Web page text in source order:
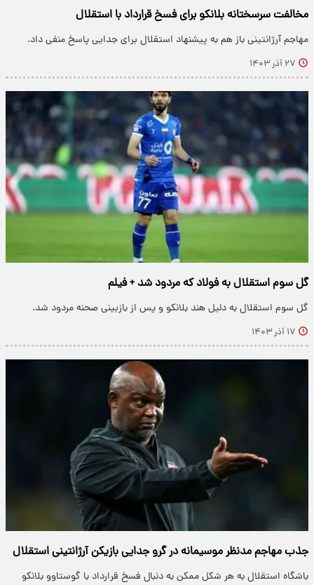
مخالفت سرسختانه بلانکو برای فسخ قرارداد با استقلال
مهاجم آرژانتینی باز هم به پیشنهاد استقلال برای جدایی پاسخ منفی داد.
۲۷ آذر ۱۴۰۳
گل سوم استقلال به فولاد که مردود شد + فیلم
گل سوم استقلال به دلیل هند بلانکو و پس از بازبینی صحنه مردود شد.
۱۷ آذر ۱۴۰۳
جذب مهاجم مدنظر موسیمانه در گرو جدایی بازیکن آرژانتینی استقلال
باشگاه استقلال به هر شکل ممکن به دنبال فسخ قرارداد با گوستاوو بلانکو